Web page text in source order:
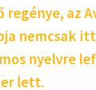
az
nemcsak
nyelvre
lett.